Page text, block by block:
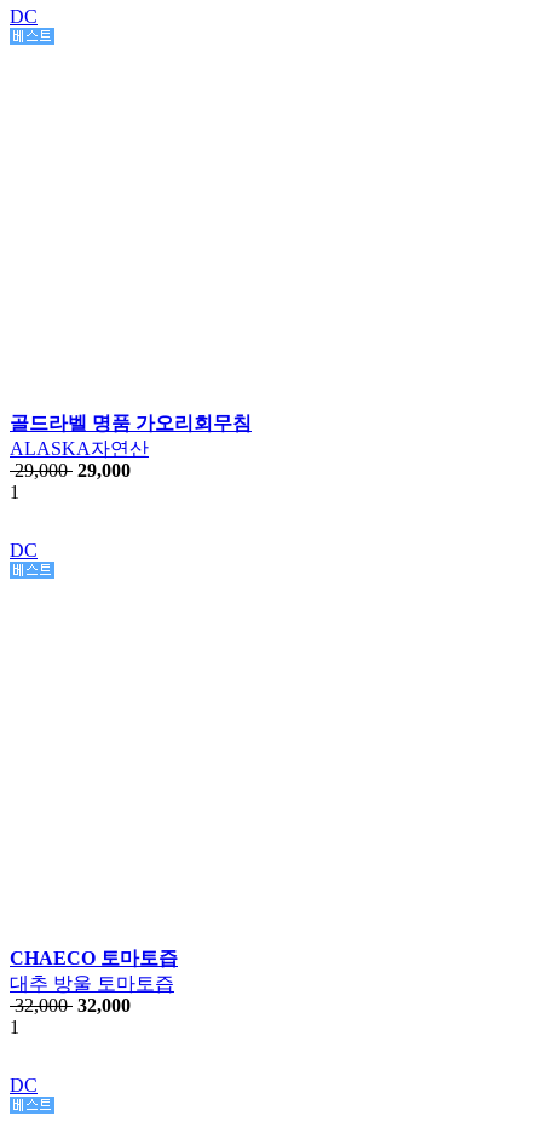
DC
골드라벨 명품 가오리회무침
ALASKA자연산
29,000 29,000
1
DC
CHAECO 토마토즙
대추 방울 토마토즙
32,000 32,000
1
DC